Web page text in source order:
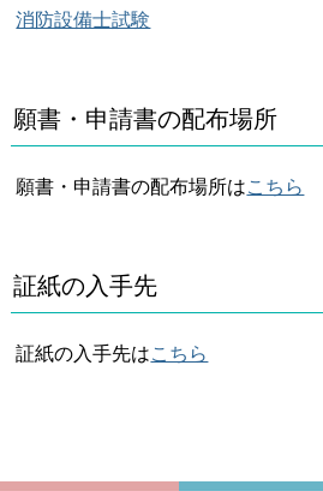
消防設備士試験
願書・申請書の配布場所
願書・申請書の配布場所はこちら
証紙の入手先
証紙の入手先はこちら